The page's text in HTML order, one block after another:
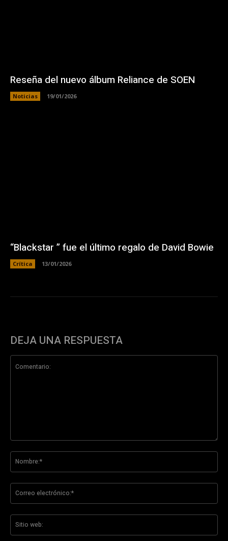
Reseña del nuevo álbum Reliance de SOEN
Noticias 19/01/2026
“Blackstar ” fue el último regalo de David Bowie
Crítica 13/01/2026
DEJA UNA RESPUESTA